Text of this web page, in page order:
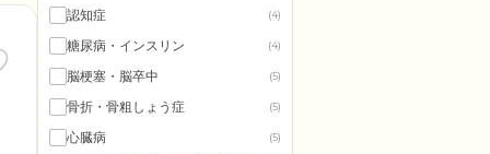
認知症
(4)
糖尿病・インスリン (4)
脳梗塞・脳卒中 (5)
骨折・骨粗しょう症 (5)
心臓病 (5)